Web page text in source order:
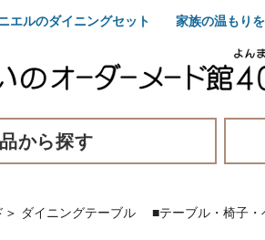
エルのダイニングセット 家族の温もりを
から探す
＞ ダイニングテーブル
■テーブル・椅子・